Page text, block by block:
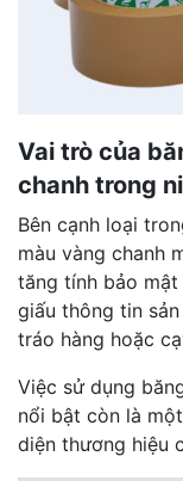
Vai trò của
chanh trong
Bên cạnh loại
màu vàng chanh
tăng tính bảo
giấu thông tin
tráo hàng hoặc
Việc sử dụng
nổi bật còn là
diện thương hiệu